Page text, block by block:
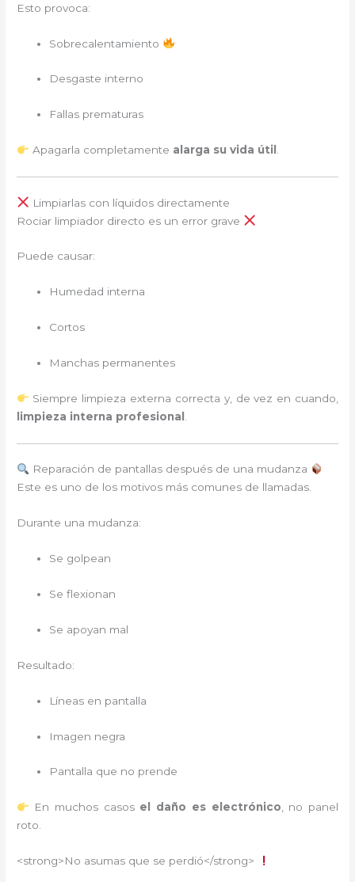
Esto provoca:
Sobrecalentamiento
Desgaste interno
Fallas prematuras
Apagarla completamente alarga su vida útil .
Limpiarlas con líquidos directamente
Rociar limpiador directo es un error grave
Puede causar:
Humedad interna
Cortos
Manchas permanentes
Siempre limpieza externa correcta y, de vez en cuando,
limpieza interna profesional
Reparación de pantallas después de una mudanza
Este es uno de los motivos más comunes de llamadas.
Durante una mudanza:
Se golpean
Se flexionan
Se apoyan mal
Resultado:
Líneas en pantalla
Imagen negra
Pantalla que no prende
En muchos casos el daño es electrónico, no panel
roto.
<strong>No asumas que se perdió</strong>